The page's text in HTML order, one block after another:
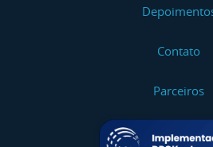
Contato
Parceiros